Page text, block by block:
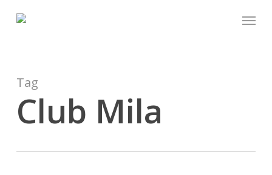
Menu
Tag
Club Mila